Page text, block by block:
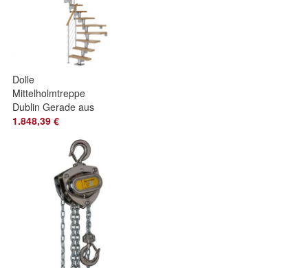
Dolle
Mittelholmtreppe
Dublin Gerade aus
Ahorn lackiert 71 cm
1.848,39 €